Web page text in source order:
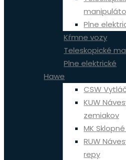
Plne
Kŕmne vozy
Teleskopické
Plne elektrické
Hawe
CSW
KUW
zemiakov
MK
RUW
repy